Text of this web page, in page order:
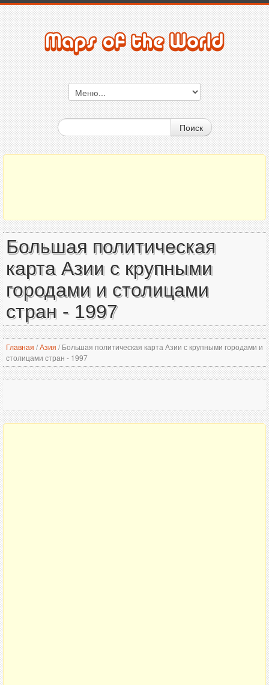
Поиск
Большая политическая
карта Азии с крупными
городами и столицами
стран - 1997
Главная /Азия /Большая политическая карта Азии с крупными городами и
столицами стран - 1997